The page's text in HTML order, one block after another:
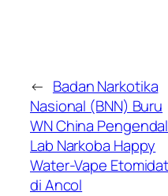
← Badan Narkotika
Nasional (BNN) Buru
WN China
Lab Narkoba Happy
Water-Vape
di Ancol